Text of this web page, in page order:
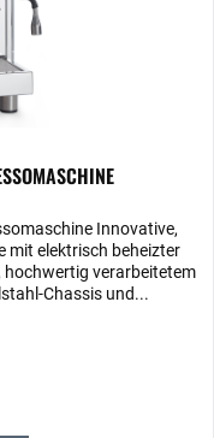
Innovative,
mit elektrisch beheizter
hochwertig verarbeitetem
Chassis und...